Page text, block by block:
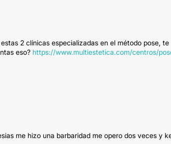
2 clínicas especializadas en el método pose, te
eso? https://www.multiestetica.com/centros/
me hizo una barbaridad me opero dos veces y